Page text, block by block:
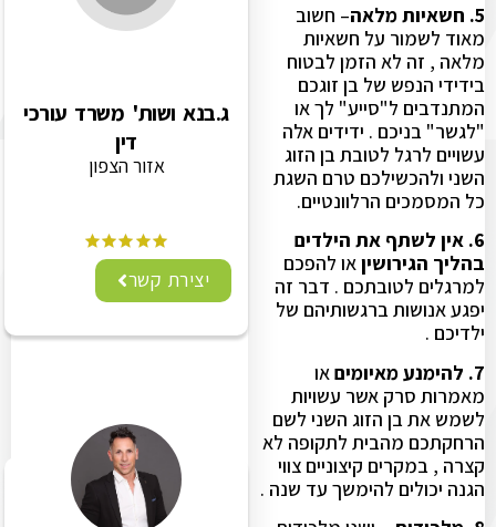
5. חשאיות מלאה
– חשוב
מאוד לשמור על חשאיות
מלאה , זה לא הזמן לבטוח
בידידי הנפש של בן זוגכם
המתנדבים ל"סייע" לך או
"לגשר" בניכם . ידידים אלה
עשויים לרגל לטובת בן הזוג
השני ולהכשילכם טרם השגת
כל המסמכים הרלוונטיים.
6. אין לשתף את הילדים
בהליך הגירושיןאו להפכם
למרגלים לטובתכם . דבר זה
יפגע אנושות ברגשותיהם של
ילדיכם .
7. להימנע מאיומים
או
מאמרות סרק אשר עשויות
לשמש את בן הזוג השני לשם
הרחקתכם מהבית לתקופה לא
קצרה , במקרים קיצוניים צווי
הגנה יכולים להימשך עד שנה .
ג.בנא ושות' משרד עורכי
דין
אזור הצפון
יצירת קשר